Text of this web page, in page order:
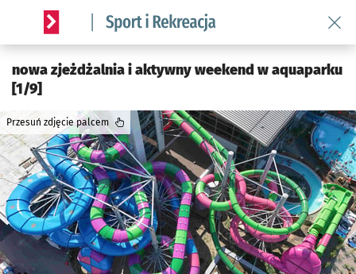
Serwis informacyjny wroclaw.pl podserwis: Sport i rekreacja
nowa zjeżdżalnia i aktywny weekend w aquaparku
[1/9]
Przesuń zdjęcie palcem